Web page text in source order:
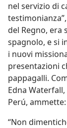
nel servizio di
del Regno, era
spagnolo, e si
i nuovi
presentazioni
pappagalli.
Edna
Perú, ammette:
“Non